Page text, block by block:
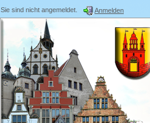
Sie sind nicht angemeldet. Anmelden